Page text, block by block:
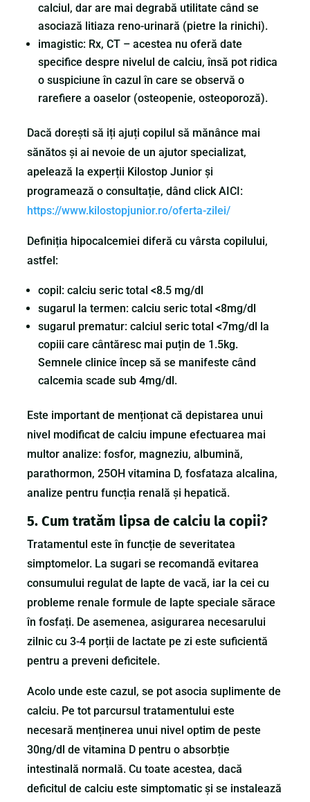
calciul, dar are mai degrabă utilitate când se
asociază litiaza reno-urinară (pietre la rinichi).
imagistic: Rx, CT – acestea nu oferă date
specifice despre nivelul de calciu, însă pot ridica
o suspiciune în cazul în care se observă o
rarefiere a oaselor (osteopenie, osteoporoză).
Dacă dorești să iți ajuți copilul să mănânce mai
sănătos și ai nevoie de un ajutor specializat,
apelează la experții Kilostop Junior și
programează o consultație, dând click AICI:
https://www.kilostopjunior.ro/oferta-zilei/
Definiția hipocalcemiei diferă cu vârsta copilului,
astfel:
copil: calciu seric total <8.5 mg/dl
sugarul la termen: calciu seric total <8mg/dl
sugarul prematur: calciul seric total <7mg/dl la
copiii care cântăresc mai puțin de 1.5kg.
Semnele clinice încep să se manifeste când
calcemia scade sub 4mg/dl.
Este important de menționat că depistarea unui
nivel modificat de calciu impune efectuarea mai
multor analize: fosfor, magneziu, albumină,
parathormon, 25OH vitamina D, fosfataza alcalina,
analize pentru funcția renală și hepatică.
5. Cum tratăm lipsa de calciu la copii?
Tratamentul este în funcție de severitatea
simptomelor. La sugari se recomandă evitarea
consumului regulat de lapte de vacă, iar la cei cu
probleme renale formule de lapte speciale sărace
în fosfați. De asemenea, asigurarea necesarului
zilnic cu 3-4 porții de lactate pe zi este suficientă
pentru a preveni deficitele.
Acolo unde este cazul, se pot asocia suplimente de
calciu. Pe tot parcursul tratamentului este
necesară menținerea unui nivel optim de peste
30ng/dl de vitamina D pentru o absorbție
intestinală normală. Cu toate acestea, dacă
deficitul de calciu este simptomatic și se instalează